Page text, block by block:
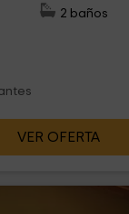
2 baños
VER OFERTA